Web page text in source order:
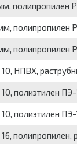
полипропилен
полипропилен
полипропилен
НПВХ,
полиэтилен ПЭ-
полиэтилен